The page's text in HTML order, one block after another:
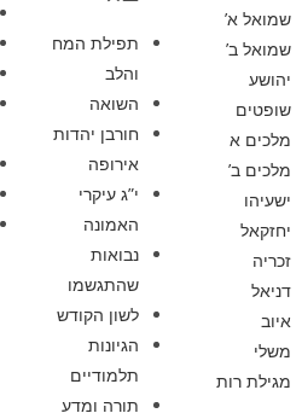
שמואל א’
שמואל ב’
יהושע
שופטים
מלכים א
מלכים ב’
ישעיהו
יחזקאל
זכריה
דניאל
איוב
משלי
מגילת רות
תפילת המח
והלב
השואה
חורבן יהדות
אירופה
י”ג עיקרי
האמונה
נבואות
שהתגשמו
לשון הקודש
הגיונות
תלמודיים
תורה ומדע